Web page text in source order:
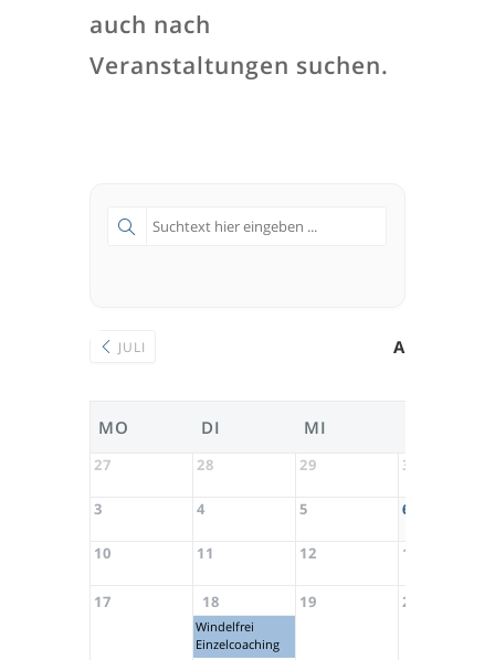
auch nach
Veranstaltungen suchen.
JULI AUGUST
MO DI MI
27 28 29 30
3 4 5 6
10 11 12 13
17 18
Windelfrei
Einzelcoaching
19 20